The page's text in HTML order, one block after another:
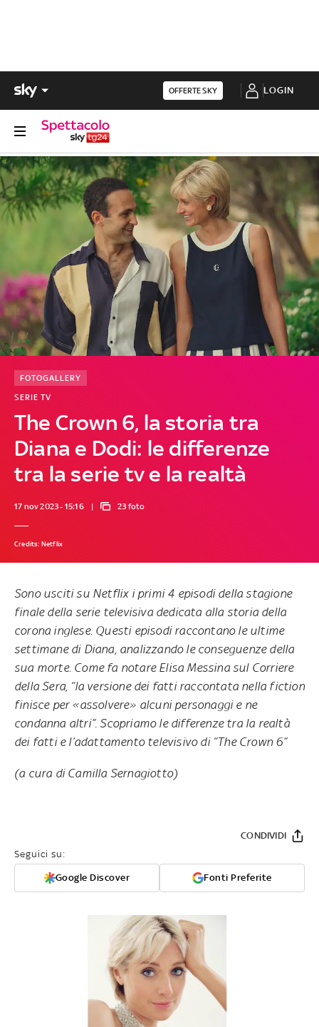
OFFERTE SKY LOGIN
The Crown 6, la storia tra
Diana e Dodi: le differenze
tra la serie tv e la realtà
SERIE TV
FOTOGALLERY
17 nov 2023 - 15:16 23 foto
Credits: Netflix
Sono usciti su Netflix i primi 4 episodi della stagione
finale della serie televisiva dedicata alla storia della
corona inglese. Questi episodi raccontano le ultime
settimane di Diana, analizzando le conseguenze della
sua morte. Come fa notare Elisa Messina sul Corriere
della Sera, “la versione dei fatti raccontata nella fiction
finisce per «assolvere» alcuni personaggi e ne
condanna altri”. Scopriamo le differenze tra la realtà
dei fatti e l’adattamento televisivo di “The Crown 6”
(a cura di Camilla Sernagiotto)
Seguici su:
Google Discover Fonti Preferite
CONDIVIDI